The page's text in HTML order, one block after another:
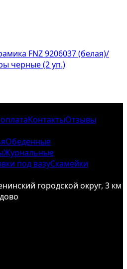
FNZ 9206037 (белая)/
черные (2 уп.)
КонтактыОтзывы
Обеденные
Журнальные
под вазуСкамейки
городской округ, 3 км